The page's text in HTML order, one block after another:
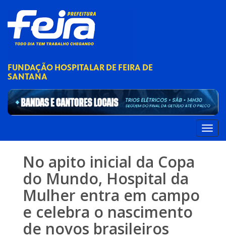
FUNDAÇÃO HOSPITALAR DE FEIRA DE
SANTANA
No apito inicial da Copa
do Mundo, Hospital da
Mulher entra em campo
e celebra o nascimento
de novos brasileiros